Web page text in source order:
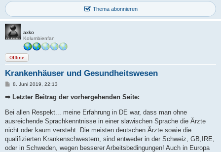
Thema abonnieren
axko
Kolumbienfan
Offline
Krankenhäuser und Gesundheitswesen
B
a
g
8. Juni 2019, 22:13
⇒ Letzter Beitrag der vorhergehenden Seite:
Bei allen Respekt... meine Erfahrung in DE war, dass man ohne
ausreichende Sprachkenntnisse in einer slawischen Sprache die Ärzte
nicht oder kaum versteht. Die meisten deutschen Ärzte sowie die
qualifizierten Krankenschwestern, sind entweder in der Schweiz, GB,IRE,
oder in Schweden, wegen besserer Arbeitsbedingungen! Auch in Europa